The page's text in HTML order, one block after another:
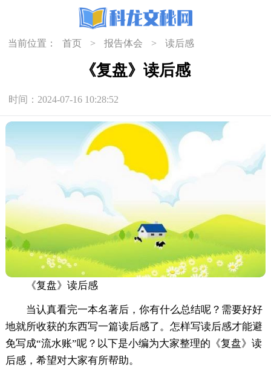
当前位置： 首页 > 报告体会 > 读后感
《复盘》读后感
时间：2024-07-16 10:28:52
《复盘》读后感
当认真看完一本名著后，你有什么总结呢？需要好好
地就所收获的东西写一篇读后感了。怎样写读后感才能避
免写成“流水账”呢？以下是小编为大家整理的《复盘》读
后感，希望对大家有所帮助。